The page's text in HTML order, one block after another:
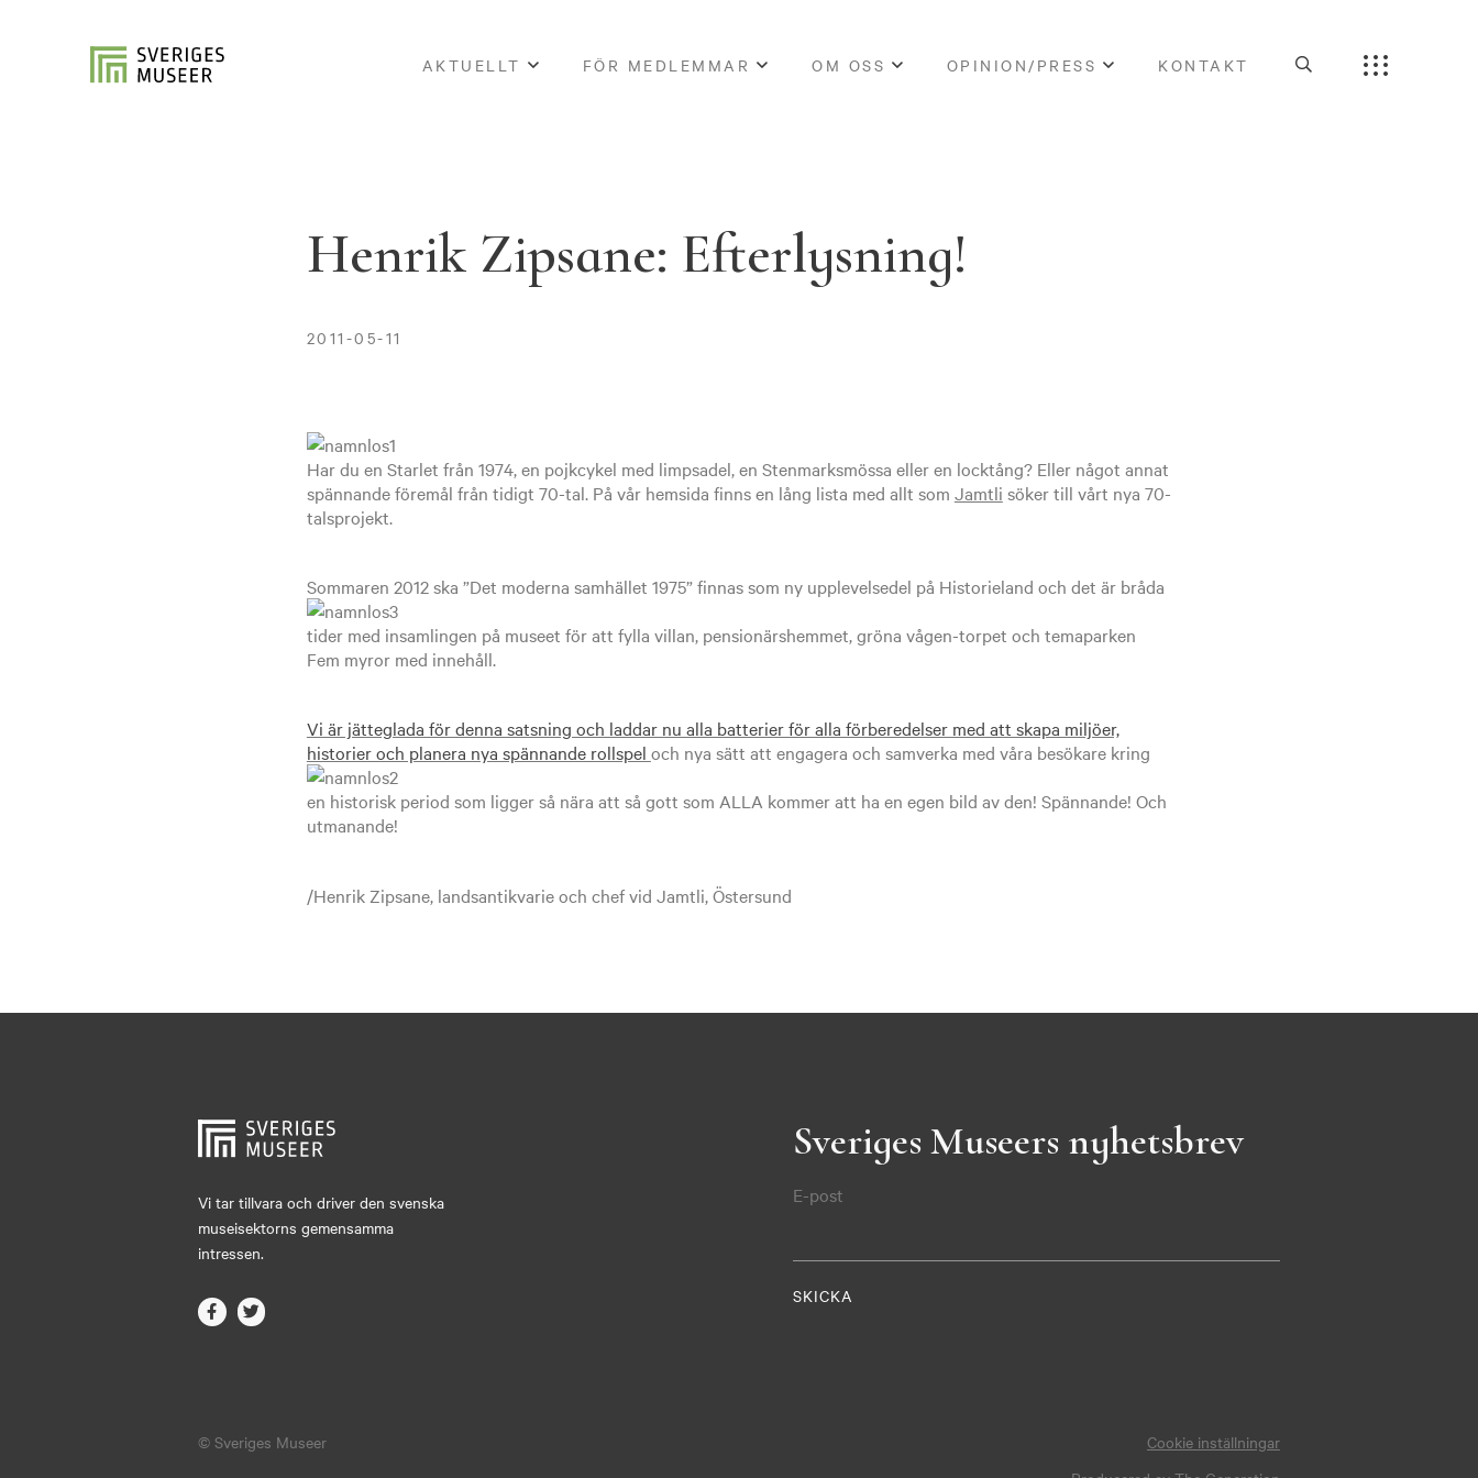
AKTUELLT FÖR MEDLEMMAR OM OSS OPINION/PRESS KONTAKT
Henrik Zipsane: Efterlysning!
2011-05-11
Har du en Starlet från 1974, en pojkcykel med limpsadel, en Stenmarksmössa eller en locktång? Eller något annat
spännande föremål från tidigt 70-tal. På vår hemsida finns en lång lista med allt som Jamtli söker till vårt nya 70-
talsprojekt.
Sommaren 2012 ska ”Det moderna samhället 1975” finnas som ny upplevelsedel på Historieland och det är bråda
tider med insamlingen på museet för att fylla villan, pensionärshemmet, gröna vågen-torpet och temaparken
Fem myror med innehåll.
Vi är jätteglada för denna satsning och laddar nu alla batterier för alla förberedelser med att skapa miljöer,
historier och planera nya spännande rollspel och nya sätt att engagera och samverka med våra besökare kring
en historisk period som ligger så nära att så gott som ALLA kommer att ha en egen bild av den! Spännande! Och
utmanande!
/Henrik Zipsane, landsantikvarie och chef vid Jamtli, Östersund
Vi tar tillvara och driver den svenska
museisektorns gemensamma
intressen.
Sveriges Museers nyhetsbrev
E-post
© Sveriges Museer
Cookie inställningar